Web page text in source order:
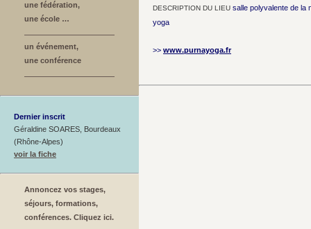
une fédération,
une école …
un événement,
une conférence
Dernier inscrit
Géraldine SOARES, Bourdeaux
(Rhône-Alpes)
voir la fiche
Annoncez vos stages,
séjours, formations,
conférences. Cliquez ici.
DESCRIPTION DU LIEU salle polyvalente de la
yoga
>> www.purnayoga.fr